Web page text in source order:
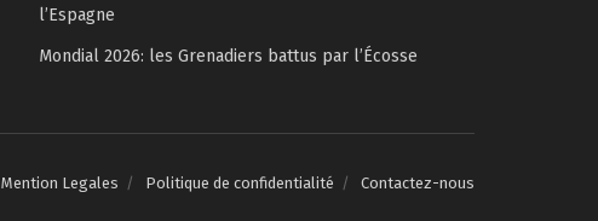
l’Espagne
Mondial 2026: les Grenadiers battus par l’Écosse
Mention Legales Politique de confidentialité Contactez-nous